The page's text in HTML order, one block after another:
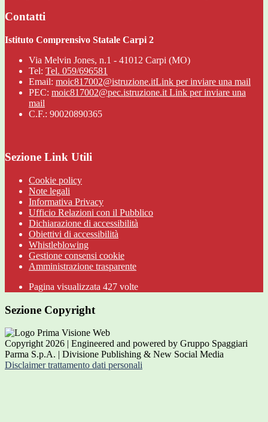
Contatti
Istituto Comprensivo Statale Carpi 2
Via Melvin Jones, n.1 - 41012 Carpi (MO)
Tel: Tel. 059/696581
Email: moic817002@istruzione.itLink per inviare una mail
PEC: moic817002@pec.istruzione.it Link per inviare una
mail
C.F.: 90020890365
Sezione Link Utili
Cookie policy
Note legali
Informativa Privacy
Ufficio Relazioni con il Pubblico
Dichiarazione di accessibilità
Obiettivi di accessibilità
Whistleblowing
Gestione consensi cookie
Amministrazione trasparente
Pagina visualizzata 427 volte
Sezione Copyright
Copyright 2026 | Engineered and powered by Gruppo Spaggiari
Parma S.p.A. | Divisione Publishing & New Social Media
Disclaimer trattamento dati personali